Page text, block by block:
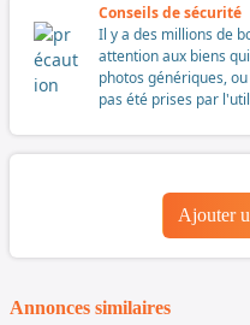
Conseils de sécurité
Il y a des millions de
attention aux biens
photos génériques,
pas été prises par
Ajouter
Annonces similaires